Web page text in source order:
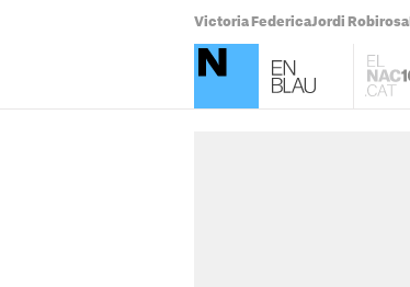
Victoria FedericaJordi Robirosa